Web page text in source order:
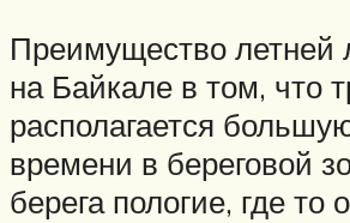
Преимущество летней
на Байкале в том, что
располагается
времени в береговой
берега пологие, где то